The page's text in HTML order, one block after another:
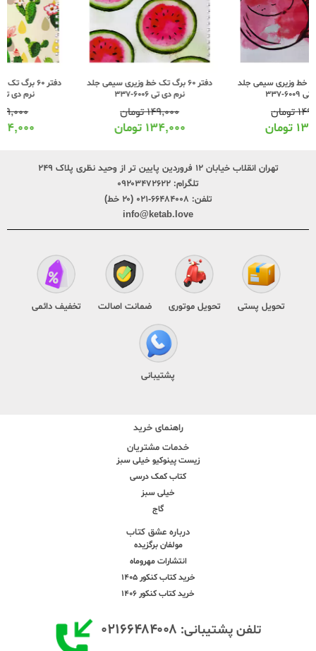
دفتر 60 برگ تک خط وزیری سیمی جلد
نرم دی تی 6006-337
۱۳۴,۰۰۰
دفتر 60 برگ تک خط وزیری سیمی جلد
نرم دی تی 6004-337
۱۳۴,۰۰۰
تهران انقلاب خیابان ۱۲ فروردین پایین تر از وحید نظری پلاک ۲۴۹
تلگرام: ۰۹۲۰۳۴۷۲۶۲۲
تلفن: ۶۶۴۸۴۰۰۸-۰۲۱ (۲۰ خط)
info@ketab.love
تحویل پستی تحویل موتوری ضمانت اصالت تخفیف دائمی
پشتیبانی
راهنمای خرید
خدمات مشتریان
زیست پینوکیو خیلی سبز
کتاب کمک درسی
خیلی سبز
گاج
درباره عشق کتاب
مولفان برگزیده
انتشارات مهروماه
خرید کتاب کنکور 1405
خرید کتاب کنکور 1406
تلفن پشتیبانی: ۰۲۱۶۶۴۸۴۰۰۸